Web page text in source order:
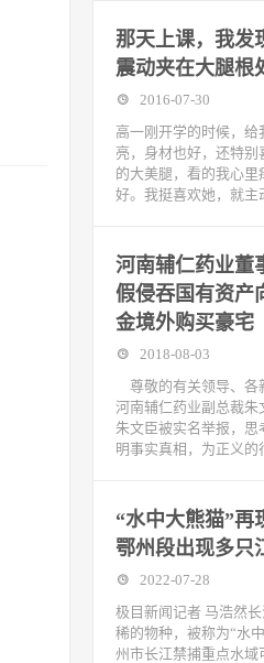
那天上课，我发
震动夹在大腿根
2016-07-30
高一刚开学的时候，
亮，身材也好，还特
的大美腿，看的我心
好。我挺喜欢她，就主
河南辅仁药业董
假侵吞国有资产
金境外购买豪宅
2018-08-03
尊敬的有关领导、各
河南辅仁药业副总裁
朱文臣被实名举报，
明事实真相，为正义的
“水中大熊猫”再
鄂州段出现多只
2022-07-28
极目新闻记者 马浩然
稀的物种，被称为“水
州市长江禁捕重点水